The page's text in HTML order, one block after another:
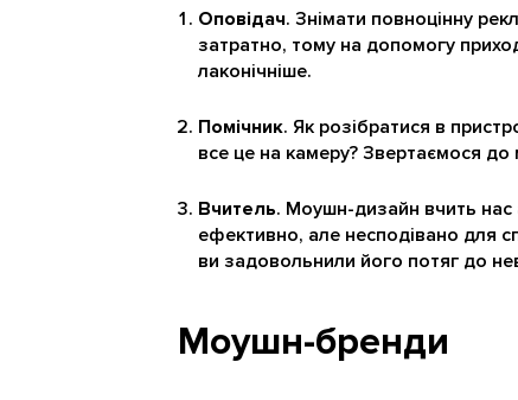
Оповідач. Знімати повноцінну
затратно, тому на допомогу
лаконічніше.
Помічник. Як розібратися в
все це на камеру? Звертаємося
Вчитель. Моушн-дизайн вчить нас
ефективно, але несподівано для
ви задовольнили його потяг до
Моушн-бренди